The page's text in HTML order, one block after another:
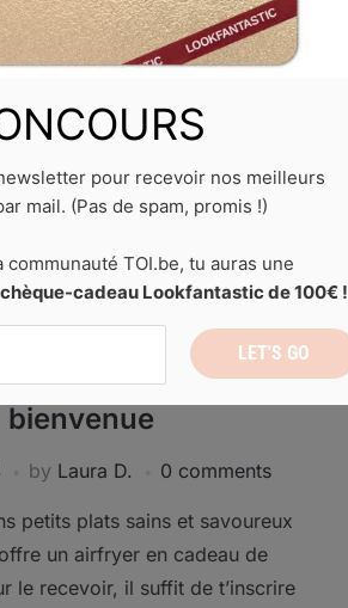
,DIVERTISSEMENT
en cadeau de
bienvenue
by Laura D. 0 comments
petits plats sains et savoureux
un airfryer en cadeau de
le recevoir, il suffit de t’inscrire
pour recevoir nos meilleurs
mail. (Pas de spam, promis !)
communauté TOI.be, tu auras une
cadeau Lookfantastic de 100€ !